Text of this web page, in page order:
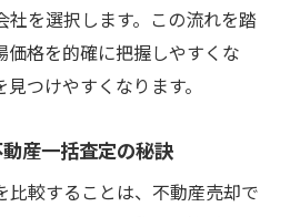
を門真市で活かす実践例
括査定活用術とは
が納得の売却価格を実現す
をどう比較し活用するか解
を選択します。この流れを踏
価格を的確に把握しやすくな
つけやすくなります。
産一括査定の秘訣
比較することは、不動産売却で